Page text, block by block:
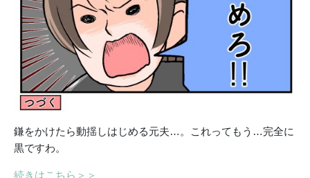
鎌をかけたら動揺しはじめる元夫…。これってもう…完全に
黒ですわ。
続きはこちら＞＞